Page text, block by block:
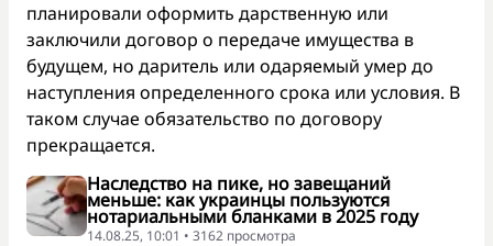
планировали оформить дарственную или
заключили договор о передаче имущества в
будущем, но даритель или одаряемый умер до
наступления определенного срока или условия. В
таком случае обязательство по договору
прекращается.
Наследство на пике, но завещаний
меньше: как украинцы пользуются
нотариальными бланками в 2025 году
14.08.25, 10:01 • 3162 просмотра